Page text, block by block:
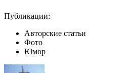
Публикации:
Авторские статьи
Фото
Юмор